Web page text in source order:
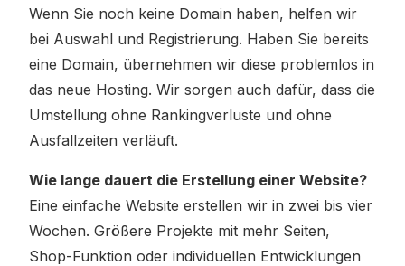
Wenn Sie noch keine Domain haben, helfen wir
bei Auswahl und Registrierung. Haben Sie bereits
eine Domain, übernehmen wir diese problemlos in
das neue Hosting. Wir sorgen auch dafür, dass die
Umstellung ohne Rankingverluste und ohne
Ausfallzeiten verläuft.
Wie lange dauert die Erstellung einer Website?
Eine einfache Website erstellen wir in zwei bis vier
Wochen. Größere Projekte mit mehr Seiten,
Shop-Funktion oder individuellen Entwicklungen